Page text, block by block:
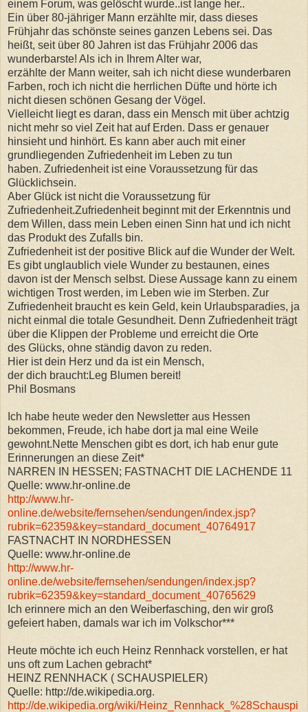
einem Forum, was gelöscht wurde..ist lange her..
Ein über 80-jähriger Mann erzählte mir, dass dieses
Frühjahr das schönste seines ganzen Lebens sei. Das
heißt, seit über 80 Jahren ist das Frühjahr 2006 das
wunderbarste! Als ich in Ihrem Alter war,
erzählte der Mann weiter, sah ich nicht diese wunderbaren
Farben, roch ich nicht die herrlichen Düfte und hörte ich
nicht diesen schönen Gesang der Vögel.
Vielleicht liegt es daran, dass ein Mensch mit über achtzig
nicht mehr so viel Zeit hat auf Erden. Dass er genauer
hinsieht und hinhört. Es kann aber auch mit einer
grundliegenden Zufriedenheit im Leben zu tun
haben. Zufriedenheit ist eine Voraussetzung für das
Glücklichsein.
Aber Glück ist nicht die Voraussetzung für
Zufriedenheit.Zufriedenheit beginnt mit der Erkenntnis und
dem Willen, dass mein Leben einen Sinn hat und ich nicht
das Produkt des Zufalls bin.
Zufriedenheit ist der positive Blick auf die Wunder der Welt.
Es gibt unglaublich viele Wunder zu bestaunen, eines
davon ist der Mensch selbst. Diese Aussage kann zu einem
wichtigen Trost werden, im Leben wie im Sterben. Zur
Zufriedenheit braucht es kein Geld, kein Urlaubsparadies, ja
nicht einmal die totale Gesundheit. Denn Zufriedenheit trägt
über die Klippen der Probleme und erreicht die Orte
des Glücks, ohne ständig davon zu reden.
Hier ist dein Herz und da ist ein Mensch,
der dich braucht:Leg Blumen bereit!
Phil Bosmans
Ich habe heute weder den Newsletter aus Hessen
bekommen, Freude, ich habe dort ja mal eine Weile
gewohnt.Nette Menschen gibt es dort, ich hab enur gute
Erinnerungen an diese Zeit*
NARREN IN HESSEN; FASTNACHT DIE LACHENDE 11
Quelle: www.hr-online.de
http://www.hr-
online.de/website/fernsehen/sendungen/index.jsp?
rubrik=62359&key=standard_document_40764917
FASTNACHT IN NORDHESSEN
Quelle: www.hr-online.de
http://www.hr-
online.de/website/fernsehen/sendungen/index.jsp?
rubrik=62359&key=standard_document_40765629
Ich erinnere mich an den Weiberfasching, den wir groß
gefeiert haben, damals war ich im Volkschor***
Heute möchte ich euch Heinz Rennhack vorstellen, er hat
uns oft zum Lachen gebracht*
HEINZ RENNHACK ( SCHAUSPIELER)
Quelle: http://de.wikipedia.org.
http://de.wikipedia.org/wiki/Heinz_Rennhack_%28Schauspi